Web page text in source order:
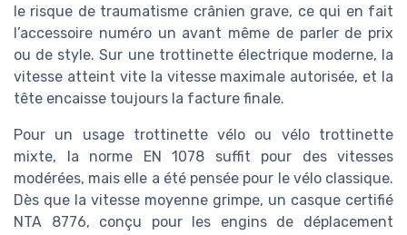
le risque de traumatisme crânien grave, ce qui en fait
l’accessoire numéro un avant même de parler de prix
ou de style. Sur une trottinette électrique moderne, la
vitesse atteint vite la vitesse maximale autorisée, et la
tête encaisse toujours la facture finale.
Pour un usage trottinette vélo ou vélo trottinette
mixte, la norme EN 1078 suffit pour des vitesses
modérées, mais elle a été pensée pour le vélo classique.
Dès que la vitesse moyenne grimpe, un casque certifié
NTA 8776, conçu pour les engins de déplacement